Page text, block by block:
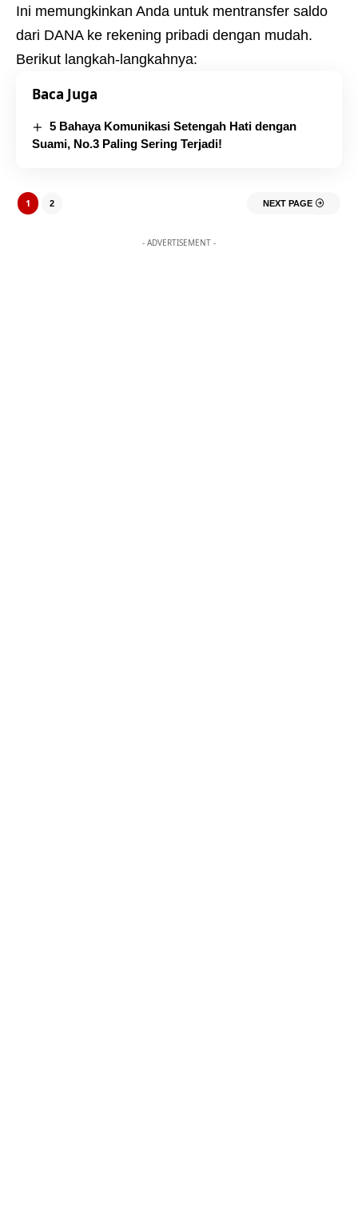
Ini memungkinkan Anda untuk mentransfer saldo
dari DANA ke rekening pribadi dengan mudah.
Berikut langkah-langkahnya:
Baca Juga
5 Bahaya Komunikasi Setengah Hati dengan
Suami, No.3 Paling Sering Terjadi!
1 2 NEXT PAGE
- ADVERTISEMENT -